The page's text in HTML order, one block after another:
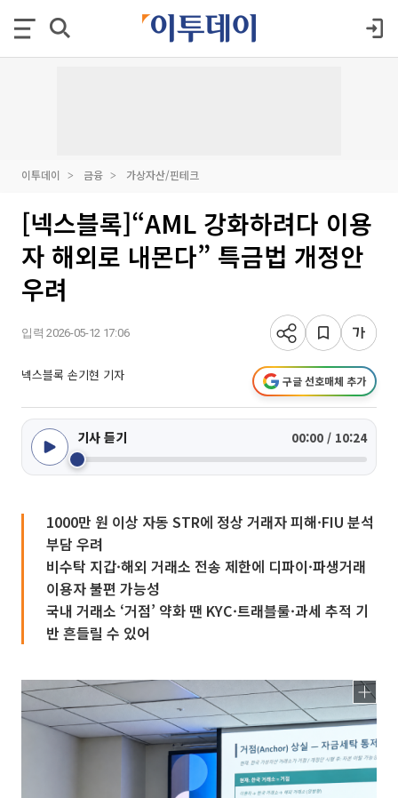
이투데이 금융 가상자산/핀테크
[넥스블록]“AML 강화하려다 이용
자 해외로 내몬다” 특금법 개정안
우려
입력 2026-05-12 17:06
넥스블록 손기현 기자 구글 선호매체 추가
기사 듣기 00:00 / 10:24
1000만 원 이상 자동 STR에 정상 거래자 피해·FIU 분석
부담 우려
비수탁 지갑·해외 거래소 전송 제한에 디파이·파생거래
이용자 불편 가능성
국내 거래소 ‘거점’ 약화 땐 KYC·트래블룰·과세 추적 기
반 흔들릴 수 있어